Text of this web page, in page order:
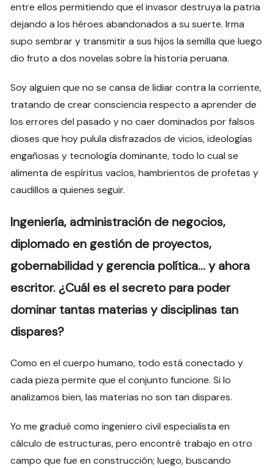
entre ellos permitiendo que el invasor destruya la patria
dejando a los héroes abandonados a su suerte. Irma
supo sembrar y transmitir a sus hijos la semilla que luego
dio fruto a dos novelas sobre la historia peruana.
Soy alguien que no se cansa de lidiar contra la corriente,
tratando de crear consciencia respecto a aprender de
los errores del pasado y no caer dominados por falsos
dioses que hoy pulula disfrazados de vicios, ideologías
engañosas y tecnología dominante, todo lo cual se
alimenta de espíritus vacíos, hambrientos de profetas y
caudillos a quienes seguir.
Ingeniería, administración de negocios,
diplomado en gestión de proyectos,
gobernabilidad y gerencia política… y ahora
escritor. ¿Cuál es el secreto para poder
dominar tantas materias y disciplinas tan
dispares?
Como en el cuerpo humano, todo está conectado y
cada pieza permite que el conjunto funcione. Si lo
analizamos bien, las materias no son tan dispares.
Yo me gradué como ingeniero civil especialista en
cálculo de estructuras, pero encontré trabajo en otro
campo que fue en construcción; luego, buscando